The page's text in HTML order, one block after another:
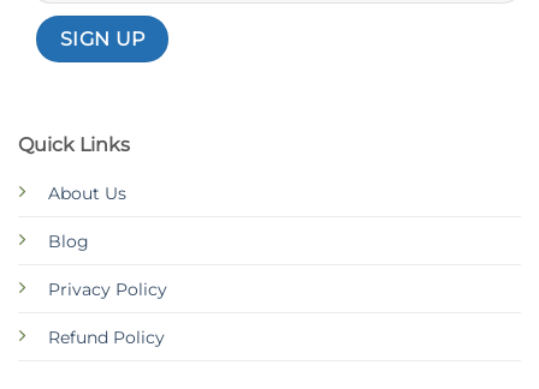
Quick Links
About Us
Blog
Privacy Policy
Refund Policy